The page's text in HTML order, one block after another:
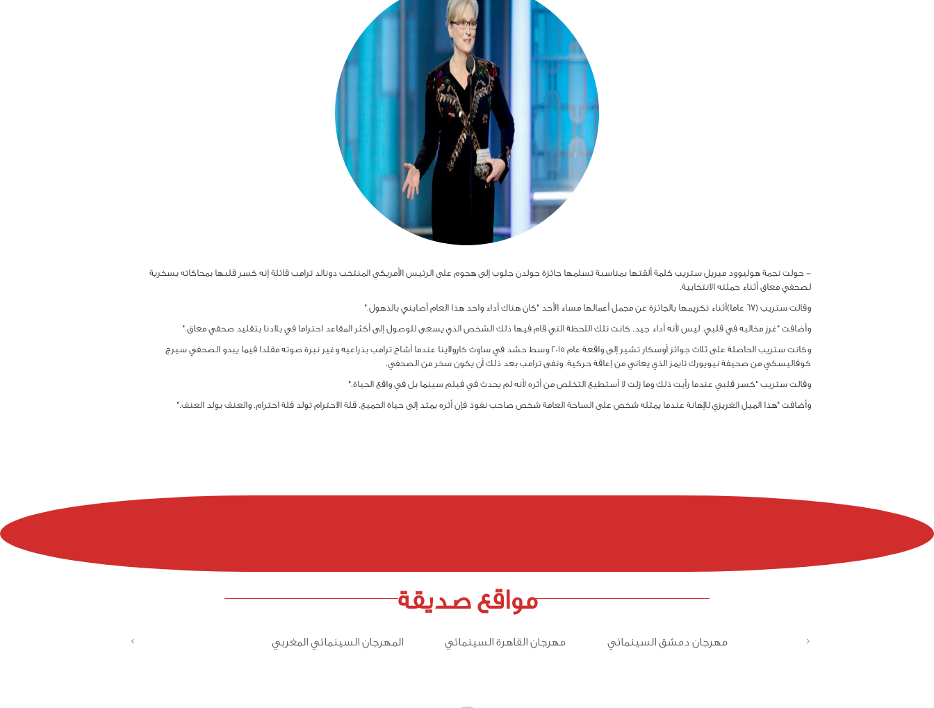
- حولت نجمة هوليوود ميريل ستريب كلمة ألقتها بمناسبة تسلمها جائزة جولدن جلوب إلى هجوم على الرئيس الأمريكي المنتخب دونالد ترامب قائلة إنه كسر قلبها بمحاكاته بسخرية
لصحفي معاق أثناء حملته الانتخابية.
وقالت ستريب (67 عاما)أثناء تكريمها بالجائزة عن مجمل أعمالها مساء الأحد "كان هناك أداء واحد هذا العام أصابني بالذهول."
وأضافت "غرز مخالبه في قلبي. ليس لأنه أداء جيد. كانت تلك اللحظة التي قام فيها ذلك الشخص الذي يسعى للوصول إلى أكثر المقاعد احتراما في بلادنا بتقليد صحفي معاق."
وكانت ستريب الحاصلة على ثلاث جوائز أوسكار تشير إلى واقعة عام 2015 وسط حشد في ساوث كارولاينا عندما أشاح ترامب بذراعيه وغير نبرة صوته مقلدا فيما يبدو الصحفي سيرج
كوفاليسكي من صحيفة نيويورك تايمز الذي يعاني من إعاقة حركية. ونفى ترامب بعد ذلك أن يكون سخر من الصحفي.
وقالت ستريب "كسر قلبي عندما رأيت ذلك وما زلت لا أستطيع التخلص من أثره لأنه لم يحدث في فيلم سينما بل في واقع الحياة."
وأضافت "هذا الميل الغريزي للإهانة عندما يمثله شخص على الساحة العامة شخص صاحب نفوذ فإن أثره يمتد إلى حياة الجميع. قلة الاحترام تولد قلة احترام. والعنف يولد العنف."
مواقع صديقة
< مهرجان دمشق السينمائي مهرجان القاهرة السينمائي المهرجان السينمائي المغربي >